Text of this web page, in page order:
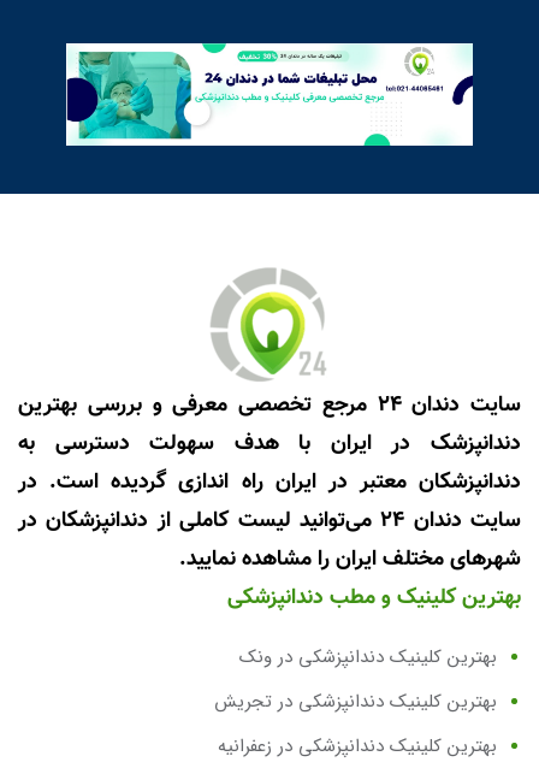
سایت دندان 24 مرجع تخصصی معرفی و بررسی بهترین
دندانپزشک در ایران با هدف سهولت دسترسی به
دندانپزشکان معتبر در ایران راه اندازی گردیده است. در
سایت دندان 24 می‌توانید لیست کاملی از دندانپزشکان در
شهرهای مختلف ایران را مشاهده نمایید.
بهترین کلینیک و مطب دندانپزشکی
بهترین کلینیک دندانپزشکی در ونک
بهترین کلینیک دندانپزشکی در تجریش
بهترین کلینیک دندانپزشکی در زعفرانیه